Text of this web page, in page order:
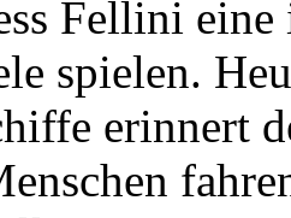
Fellini
spielen.
erinnert